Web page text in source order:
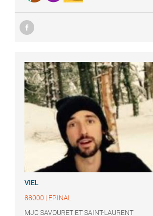
VIEL
88000 | EPINAL
MJC SAVOURET ET SAINT-LAURENT